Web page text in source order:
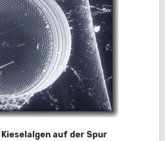
auf der Spur